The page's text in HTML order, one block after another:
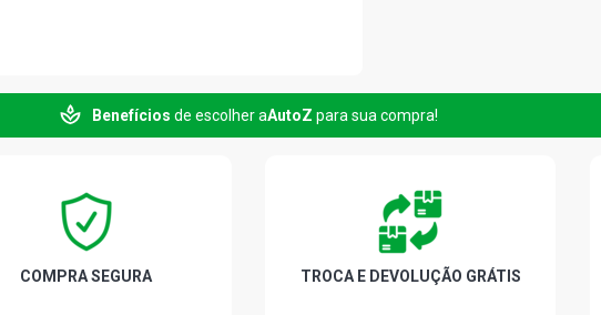
Benefícios de escolher aAutoZ para sua compra!
COMPRA SEGURA TROCA E DEVOLUÇÃO GRÁTIS